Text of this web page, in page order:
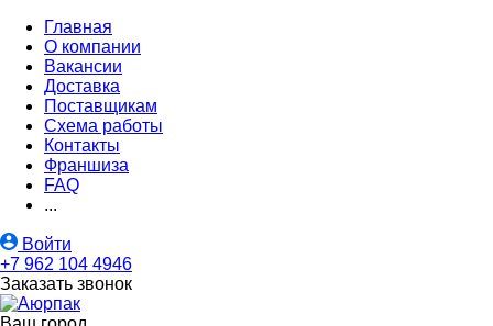
Главная
О компании
Вакансии
Доставка
Поставщикам
Схема работы
Контакты
Франшиза
FAQ
...
Войти
+7 962 104 4946
Заказать звонок